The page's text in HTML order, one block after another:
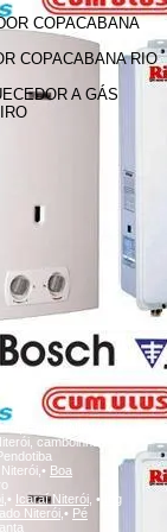
COPACABANA
COPACABANA RIO
A GÁS
Centro Niterói,
camboinhas
Niterói,• Boa
• IcaraíNiterói, •
Ing
Niterói, • Pé